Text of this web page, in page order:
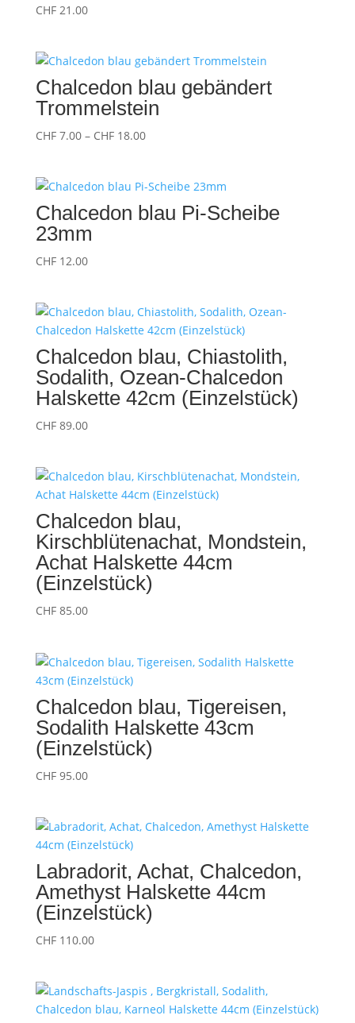
CHF21.00
Chalcedon blau gebändert
Trommelstein
CHF7.00 – CHF18.00Preisspanne:
CHF 18.00
Chalcedon blau Pi-Scheibe
23mm
CHF12.00
Chalcedon blau, Chiastolith,
Sodalith, Ozean-Chalcedon
Halskette 42cm (Einzelstück)
CHF89.00
Chalcedon blau,
Kirschblütenachat, Mondstein,
Achat Halskette 44cm
(Einzelstück)
CHF85.00
Chalcedon blau, Tigereisen,
Sodalith Halskette 43cm
(Einzelstück)
CHF95.00
Labradorit, Achat, Chalcedon,
Amethyst Halskette 44cm
(Einzelstück)
CHF110.00